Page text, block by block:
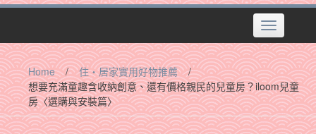
Toggle
navigation
Home / 住‧居家實用好物推薦
/
想要充滿童趣含收納創意、還有價格親民的兒童房？iloom兒童
房〈選購與安裝篇〉